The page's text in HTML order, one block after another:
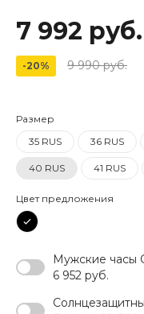
7 992 руб.
-20% 9 990 руб.
Размер
35 RUS
36 RUS
40 RUS 41 RUS
Цвет предложения
Мужские часы
6 952 руб.